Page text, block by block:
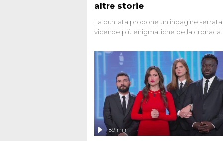
altre storie
La puntata propone un'indagine serrata
vicende più enigmatiche della cronaca
seriale responsabile di decine di
gli anni '90 e il 2000 che,
potrebbe essere ancora in libertà. Lo
affronta inoltre le zone d'ombra sul
Firenze, le cui responsabilità appaiono
oggi avvolte in un groviglio di dubbi mai
chiariti. Nel corso dello speciale anche
l'intervista inedita a Olindo Romano,
ne...189 min